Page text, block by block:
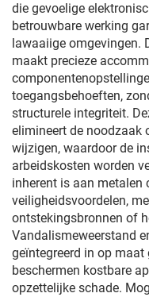
die gevoelige
betrouwbare werking
lawaaiige omgevingen.
maakt precieze
toegangsbehoeften,
structurele integriteit.
elimineert de noodzaak
wijzigen, waardoor de
arbeidskosten worden
inherent is aan metalen
veiligheidsvoordelen,
ontstekingsbronnen of
Vandalismeweerstand
geïntegreerd in op
beschermen kostbare
opzettelijke schade.